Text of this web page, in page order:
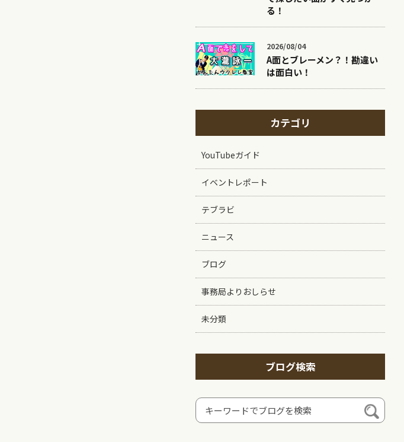
る！
2026/08/04
A面とブレーメン？！勘違い
は面白い！
カテゴリ
YouTubeガイド
イベントレポート
テブラビ
ニュース
ブログ
事務局よりおしらせ
未分類
ブログ検索